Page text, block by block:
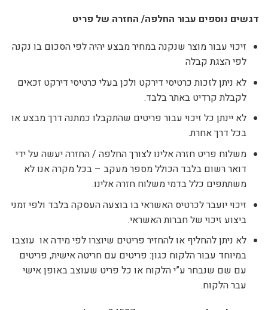
דגשים נוספים עבור החלפה/ החזרה של פריט
זיכוי עבור מוצר שנקנה במחיר מבצע יהיה לפי הסכום בו נקנה
לפי הצגת קבלה
לא ניתן לזכות כרטיסי דירקט ולכן בעלי כרטיסי דירקט זכאים
לקבלת קרדיט באתר בלבד.
לא יינתן כל זיכוי עבור פריטים שהתקבלו כמתנה דרך מבצע או
בכל דרך אחרת.
משלוח פריט חזרה אלינו לצורך החלפה / החזרה יעשה על ידי
דואר רשום בלבד הכולל מספר מעקב – בכל מקרה אנו לא
משתתפים כלל בדמי משלוח חזרה אלינו.
זיכוי יועבר לכרטיס האשראי בו בוצעה העסקה בלבד ולפי זמני
ביצוע זיכוי של חברות האשראי.
לא ניתן להחליף או להחזיר פריטים שיוצרו לפי מידה או עוצבו
במיוחד עבור הלקוח כגון: פריטים עם חריטה אישית, פריטים
עם שם שנבחר ע”י הלקוח או כל פריט שעוצב באופן אישי
עבר הלקוח.